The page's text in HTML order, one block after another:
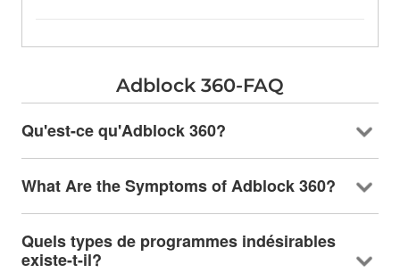
Adblock 360-FAQ
Qu'est-ce qu'Adblock 360?
What Are the Symptoms of Adblock360?
Quels types de programmes indésirables
existe-t-il?